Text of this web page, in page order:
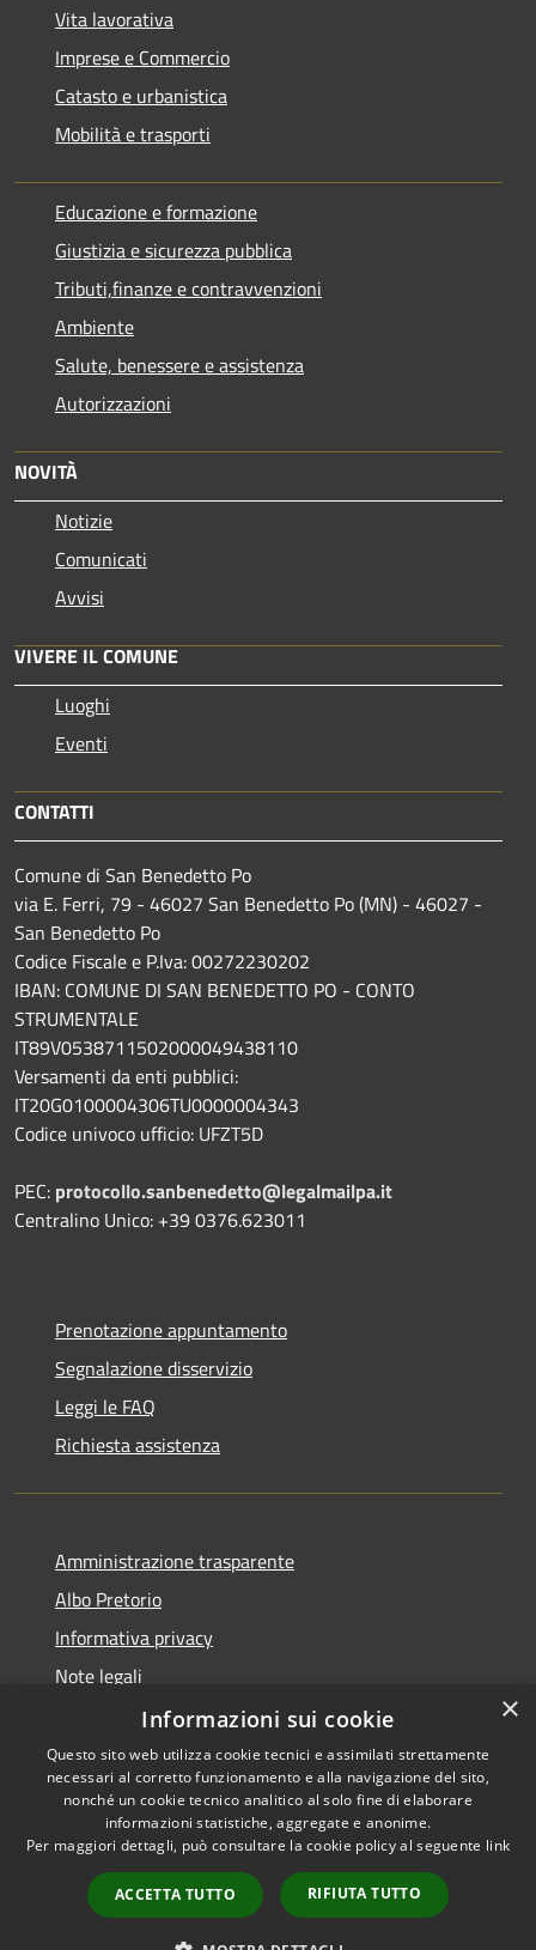
Vita lavorativa
Imprese e Commercio
Catasto e urbanistica
Mobilità e trasporti
Educazione e formazione
Giustizia e sicurezza pubblica
Tributi,finanze e contravvenzioni
Ambiente
Salute, benessere e assistenza
Autorizzazioni
NOVITÀ
Notizie
Comunicati
Avvisi
VIVERE IL COMUNE
Luoghi
Eventi
CONTATTI
Comune di San Benedetto Po
via E. Ferri, 79 - 46027 San Benedetto Po (MN) - 46027 -
San Benedetto Po
Codice Fiscale e P.Iva: 00272230202
IBAN: COMUNE DI SAN BENEDETTO PO - CONTO
STRUMENTALE
IT89V0538711502000049438110
Versamenti da enti pubblici:
IT20G0100004306TU0000004343
Codice univoco ufficio: UFZT5D
PEC: protocollo.sanbenedetto@legalmailpa.it
Centralino Unico: +39 0376.623011
Prenotazione appuntamento
Segnalazione disservizio
Leggi le FAQ
Richiesta assistenza
Amministrazione trasparente
Albo Pretorio
Informativa privacy
Note legali
Dichiarazione di accessibilità
RSS
Accessibilità
Copyright © 2021 • Città
di San Benedetto Po •
Powered byMunicipium
Accesso redazione
×
Informazioni sui cookie
Questo sito web utilizza cookie tecnici e assimilati strettamente
necessari al corretto funzionamento e alla navigazione del sito,
nonché un cookie tecnico analitico al solo fine di elaborare
informazioni statistiche, aggregate e anonime.
Per maggiori dettagli, può consultare la cookie policy al seguente link
ACCETTA TUTTO RIFIUTA TUTTO